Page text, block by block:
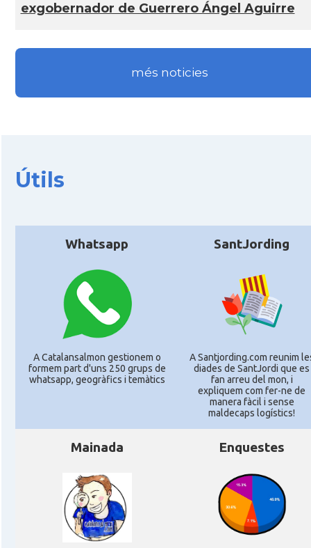
exgobernador de Guerrero Ángel Aguirre
més noticies
Útils
Whatsapp
A Catalansalmon gestionem o
formem part d'uns 250 grups de
whatsapp, geogràfics i temàtics
SantJording
A Santjording.com reunim
diades de SantJordi que es
fan arreu del mon, i
expliquem com fer-ne de
manera fàcil i sense
maldecaps logí­stics!
Mainada Enquestes